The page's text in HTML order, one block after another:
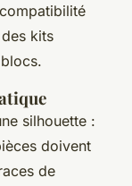
kits
silhouette :
doivent
de